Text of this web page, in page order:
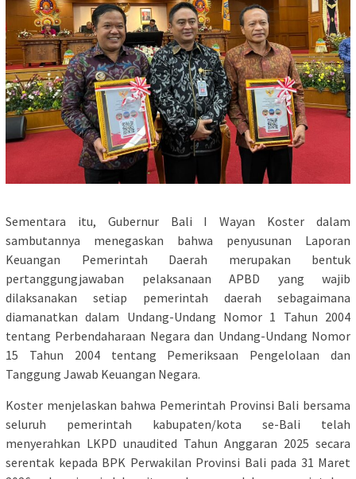
Sementara itu, Gubernur Bali I Wayan Koster dalam
sambutannya menegaskan bahwa penyusunan Laporan
Keuangan Pemerintah Daerah merupakan bentuk
pertanggungjawaban pelaksanaan APBD yang wajib
dilaksanakan setiap pemerintah daerah sebagaimana
diamanatkan dalam Undang-Undang Nomor 1 Tahun 2004
tentang Perbendaharaan Negara dan Undang-Undang Nomor
15 Tahun 2004 tentang Pemeriksaan Pengelolaan dan
Tanggung Jawab Keuangan Negara.
Koster menjelaskan bahwa Pemerintah Provinsi Bali bersama
seluruh pemerintah kabupaten/kota se-Bali telah
menyerahkan LKPD unaudited Tahun Anggaran 2025 secara
serentak kepada BPK Perwakilan Provinsi Bali pada 31 Maret